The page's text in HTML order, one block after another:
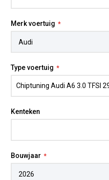
Merk voertuig
Type voertuig
Kenteken
Bouwjaar